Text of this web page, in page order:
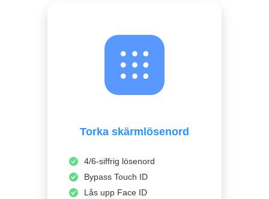
Torka skärmlösenord
4/6-siffrig lösenord
Bypass Touch ID
Lås upp Face ID